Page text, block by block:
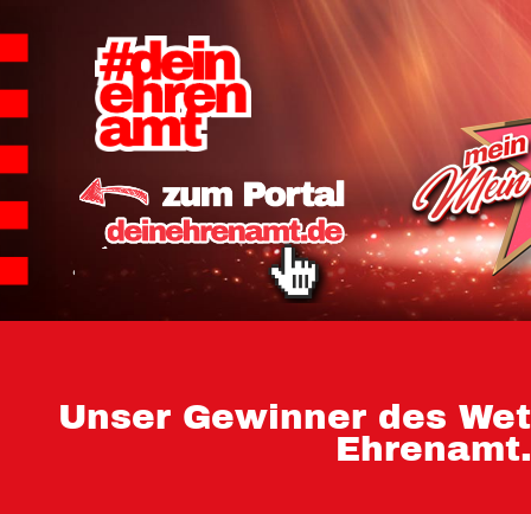
Hauptnavigation
Homepage |
Impressum
Datenschutz
Unser Gewinner des